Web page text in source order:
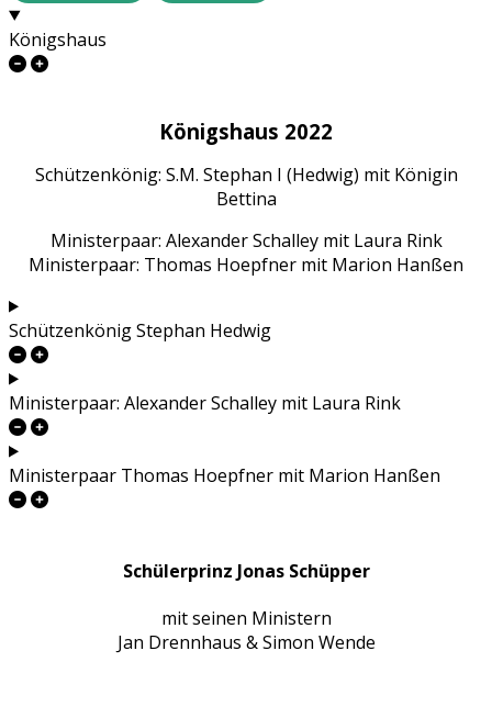
Königshaus
Königshaus 2022
Schützenkönig: S.M. Stephan I (Hedwig) mit Königin
Bettina
Ministerpaar: Alexander Schalley mit Laura Rink
Ministerpaar: Thomas Hoepfner mit Marion Hanßen
Schützenkönig Stephan Hedwig
Ministerpaar: Alexander Schalley mit Laura Rink
Ministerpaar Thomas Hoepfner mit Marion Hanßen
Schülerprinz Jonas Schüpper
mit seinen Ministern
Jan Drennhaus & Simon Wende